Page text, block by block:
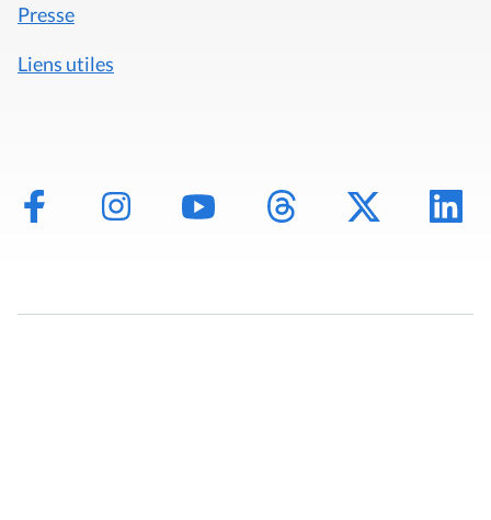
Presse
Liens utiles